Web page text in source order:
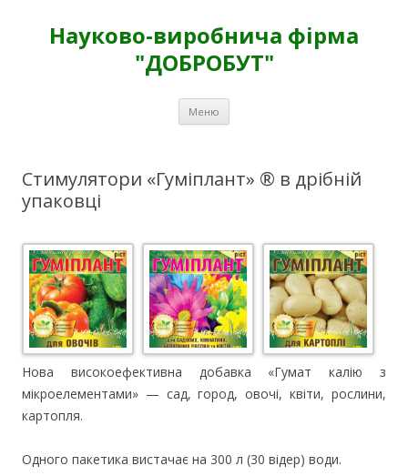
Науково-виробнича фірма
"ДОБРОБУТ"
Меню
Стимулятори «Гуміплант» ® в дрібній
упаковці
Нова високоефективна добавка «Гумат калію з
мікроелементами» — сад, город, овочі, квіти, рослини,
картопля.
Одного пакетика вистачає на 300 л (30 відер) води.